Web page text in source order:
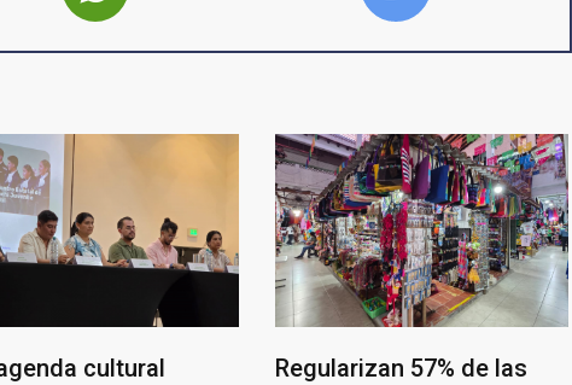
cultural
Regularizan 57% de las